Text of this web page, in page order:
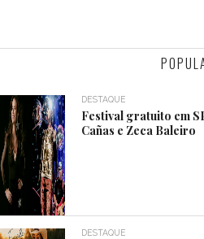
DESTAQUE
Festival gratuito em
Cañas e Zeca Baleiro
DESTAQUE